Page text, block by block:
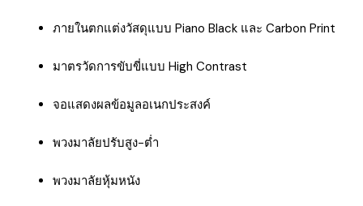
ภายในตกแต่งวัสดุแบบ Piano Black และ Carbon Print
มาตรวัดการขับขี่แบบ High Contrast
จอแสดงผลข้อมูลอเนกประสงค์
พวงมาลัยปรับสูง-ต่ำ
พวงมาลัยหุ้มหนัง